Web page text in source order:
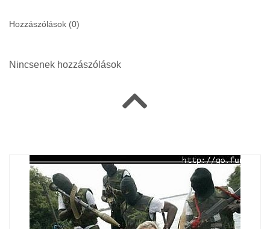
Hozzászólások (0)
Nincsenek hozzászólások